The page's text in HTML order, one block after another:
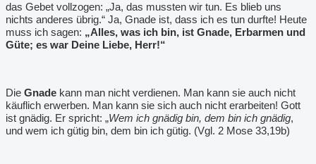
das Gebet vollzogen: „Ja, das mussten wir tun. Es blieb uns
nichts anderes übrig.“ Ja, Gnade ist, dass ich es tun durfte! Heute
muss ich sagen: „Alles, was ich bin, ist Gnade, Erbarmen und
Güte; es war Deine Liebe, Herr!“
Die Gnade kann man nicht verdienen. Man kann sie auch nicht
käuflich erwerben. Man kann sie sich auch nicht erarbeiten! Gott
ist gnädig. Er spricht: „Wem ich gnädig bin, dem bin ich gnädig,
und wem ich gütig bin, dem bin ich gütig. (Vgl. 2 Mose 33,19b)